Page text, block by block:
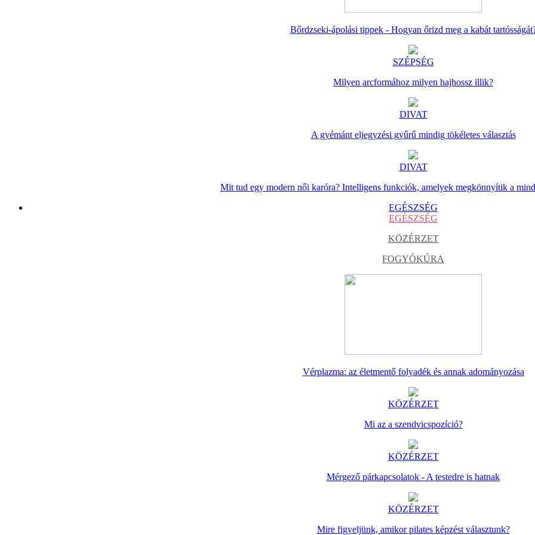
Bőrdzseki-ápolási tippek - Hogyan őrizd meg a kabát
SZÉPSÉG
Milyen arcformához milyen hajhossz illik?
DIVAT
A gyémánt eljegyzési gyűrű mindig tökéletes választás
DIVAT
Mit tud egy modern női karóra? Intelligens funkciók, amelyek megkönnyítik a
EGÉSZSÉG
EGÉSZSÉG
KÖZÉRZET
FOGYÓKÚRA
Vérplazma: az életmentő folyadék és annak adományozása
KÖZÉRZET
Mi az a szendvicspozíció?
KÖZÉRZET
Mérgező párkapcsolatok - A testedre is hatnak
KÖZÉRZET
Mire figyeljünk, amikor pilates képzést választunk?